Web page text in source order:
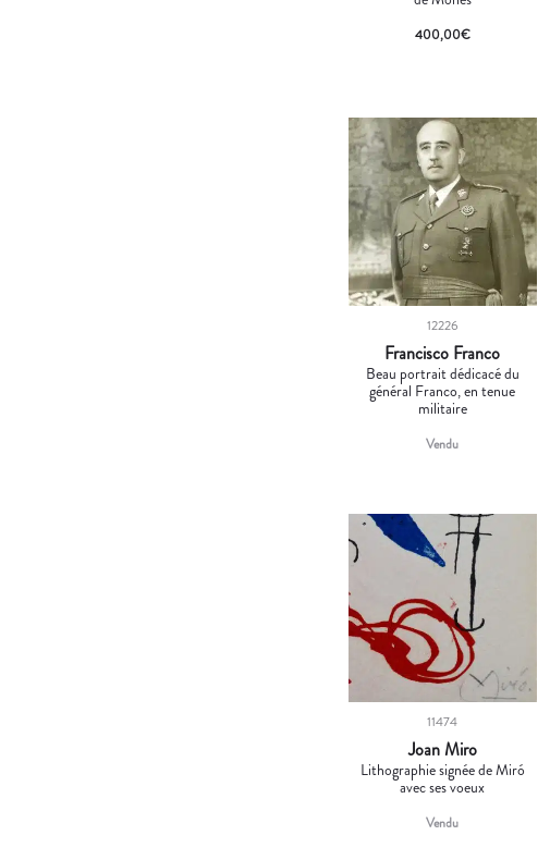
400,00€
12226
Francisco Franco
Beau portrait dédicacé du
général Franco, en tenue
militaire
Vendu
11474
Joan Miro
Lithographie signée de Miró
avec ses voeux
Vendu